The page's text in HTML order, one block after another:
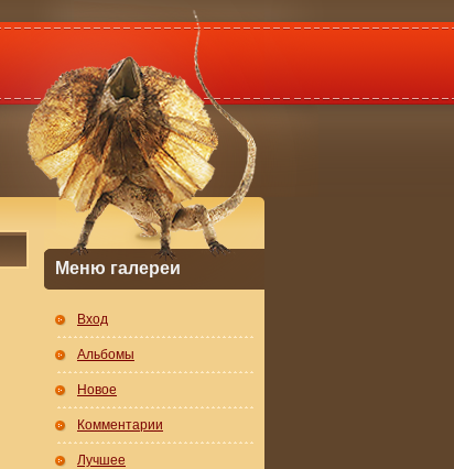
Меню галереи
Вход
Альбомы
Новое
Комментарии
Лучшее